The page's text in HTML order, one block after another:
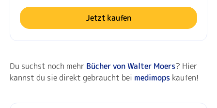
Jetzt kaufen
Du suchst noch mehr Bücher von Walter Moers? Hier
kannst du sie direkt gebraucht bei medimops kaufen!